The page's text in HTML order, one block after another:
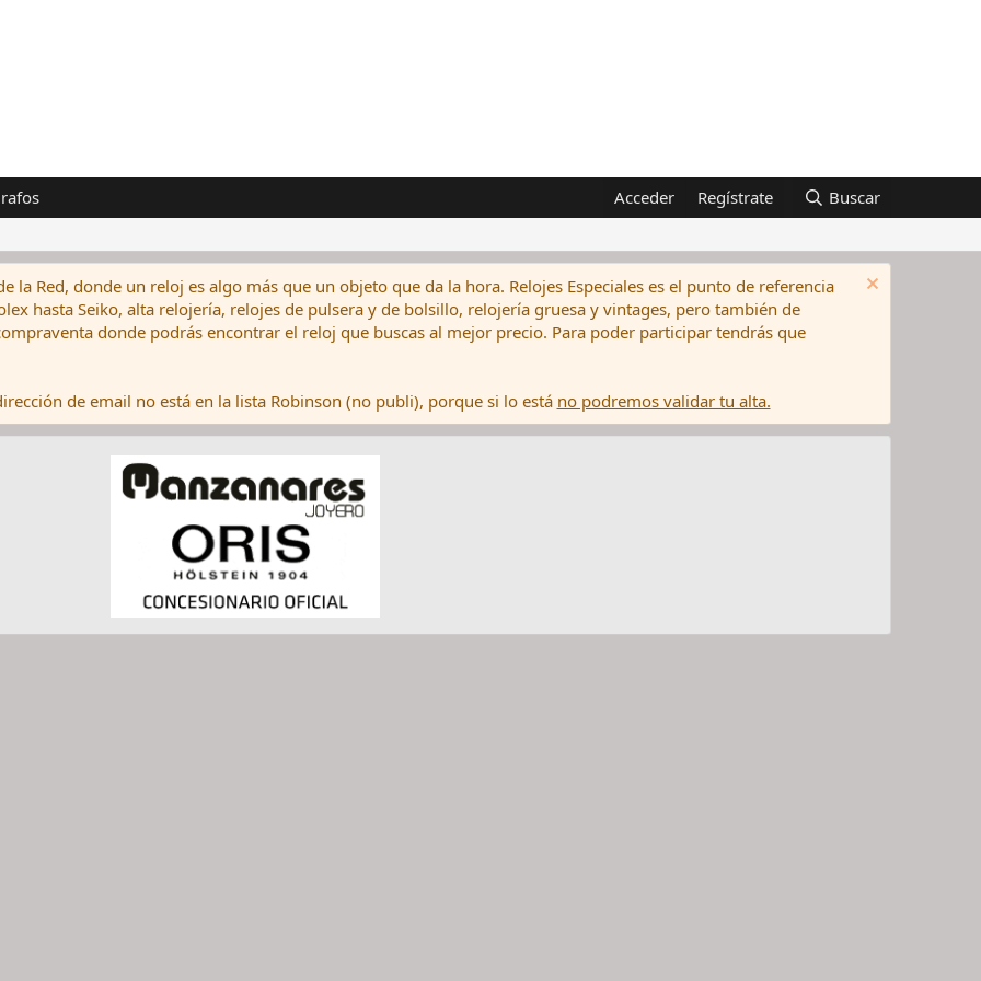
Acceder Regístrate Buscar
la Red, donde un reloj es algo más que un objeto que da la hora. Relojes Especiales es el punto de referencia
hasta Seiko, alta relojería, relojes de pulsera y de bolsillo, relojería gruesa y vintages, pero también de
donde podrás encontrar el reloj que buscas al mejor precio. Para poder participar tendrás que
de email no está en la lista Robinson (no publi), porque si lo está no podremos validar tu alta.